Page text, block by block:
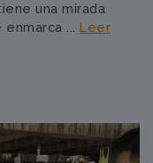
una mirada
... Leer